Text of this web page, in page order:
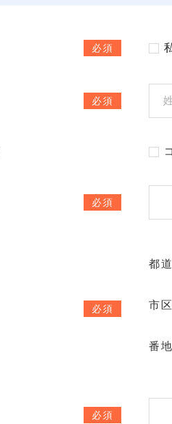
必須
必須
必須
必須
都
市
番
必須